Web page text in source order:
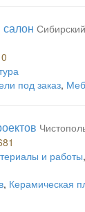
под заказ,
и работы,
, Керамическая